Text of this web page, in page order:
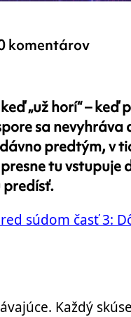
komentárov
„už horí“ – keď
sa nevyhráva
predtým, v
tu vstupuje
predísť.
súdom časť 3:
Každý